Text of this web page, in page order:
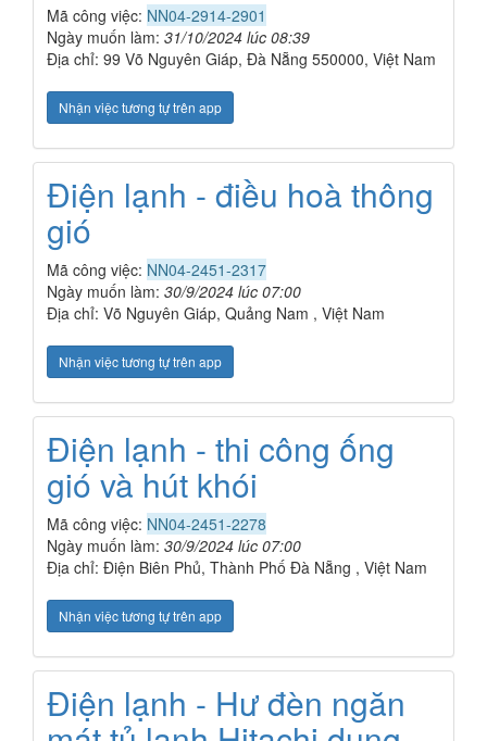
Mã công việc: NN04-2914-2901
Ngày muốn làm: 31/10/2024 lúc 08:39
Địa chỉ: 99 Võ Nguyên Giáp, Đà Nẵng 550000, Việt Nam
Nhận việc tương tự trên app
Điện lạnh - điều hoà thông
gió
Mã công việc: NN04-2451-2317
Ngày muốn làm: 30/9/2024 lúc 07:00
Địa chỉ: Võ Nguyên Giáp, Quảng Nam , Việt Nam
Nhận việc tương tự trên app
Điện lạnh - thi công ống
gió và hút khói
Mã công việc: NN04-2451-2278
Ngày muốn làm: 30/9/2024 lúc 07:00
Địa chỉ: Điện Biên Phủ, Thành Phố Đà Nẵng , Việt Nam
Nhận việc tương tự trên app
Điện lạnh - Hư đèn ngăn